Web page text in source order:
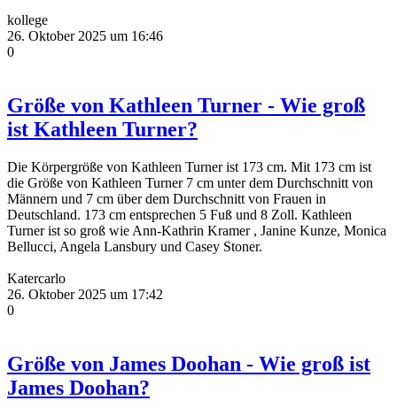
kollege
26. Oktober 2025 um 16:46
0
Größe von Kathleen Turner - Wie groß
ist Kathleen Turner?
Die Körpergröße von Kathleen Turner ist 173 cm. Mit 173 cm ist
die Größe von Kathleen Turner 7 cm unter dem Durchschnitt von
Männern und 7 cm über dem Durchschnitt von Frauen in
Deutschland. 173 cm entsprechen 5 Fuß und 8 Zoll. Kathleen
Turner ist so groß wie Ann-Kathrin Kramer , Janine Kunze, Monica
Bellucci, Angela Lansbury und Casey Stoner.
Katercarlo
26. Oktober 2025 um 17:42
0
Größe von James Doohan - Wie groß ist
James Doohan?